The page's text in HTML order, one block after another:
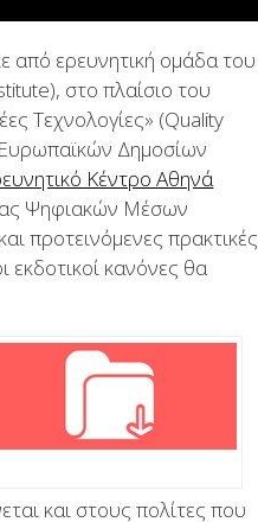
ερευνητική ομάδα του
στο πλαίσιο του
Τεχνολογίες» (Quality
Δημοσίων
Κέντρο Αθηνά
Ψηφιακών Μέσων
προτεινόμενες πρακτικές
εκδοτικοί κανόνες θα
και στους πολίτες που